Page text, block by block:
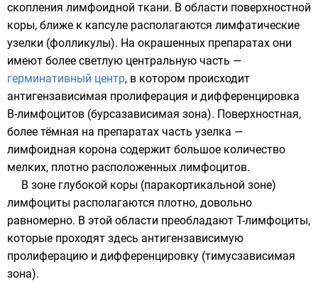
скопления лимфоидной ткани. В области поверхностной
коры, ближе к капсуле располагаются лимфатические
узелки (фолликулы). На окрашенных препаратах они
имеют более светлую центральную часть —
герминативный центр, в котором происходит
антигензависимая пролиферация и дифференцировка
B-лимфоцитов (бурсазависимая зона). Поверхностная,
более тёмная на препаратах часть узелка —
лимфоидная корона содержит большое количество
мелких, плотно расположенных лимфоцитов.
В зоне глубокой коры (паракортикальной зоне)
лимфоциты располагаются плотно, довольно
равномерно. В этой области преобладают T-лимфоциты,
которые проходят здесь антигензависимую
пролиферацию и дифференцировку (тимусзависимая
зона).